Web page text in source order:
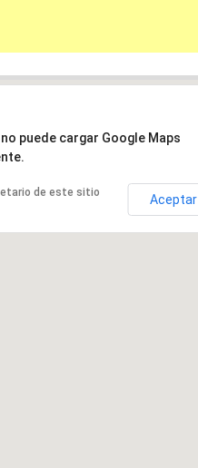
puede cargar Google Maps
de este sitio Aceptar